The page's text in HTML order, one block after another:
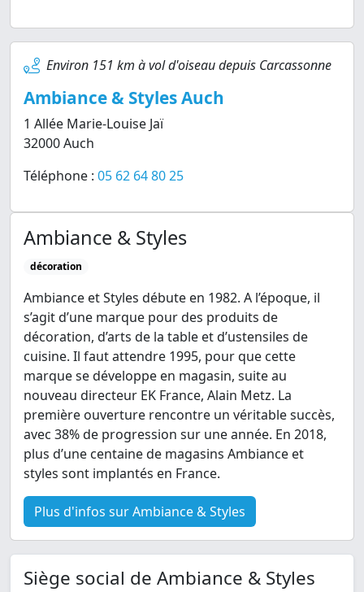
Environ 151 km à vol d'oiseau depuis Carcassonne
Ambiance & Styles Auch
1 Allée Marie-Louise Jaï
32000 Auch
Téléphone : 05 62 64 80 25
Ambiance & Styles
décoration
Ambiance et Styles débute en 1982. A l’époque, il
s’agit d’une marque pour des produits de
décoration, d’arts de la table et d’ustensiles de
cuisine. Il faut attendre 1995, pour que cette
marque se développe en magasin, suite au
nouveau directeur EK France, Alain Metz. La
première ouverture rencontre un véritable succès,
avec 38% de progression sur une année. En 2018,
plus d’une centaine de magasins Ambiance et
styles sont implantés en France.
Plus d'infos sur Ambiance & Styles
Siège social de Ambiance & Styles